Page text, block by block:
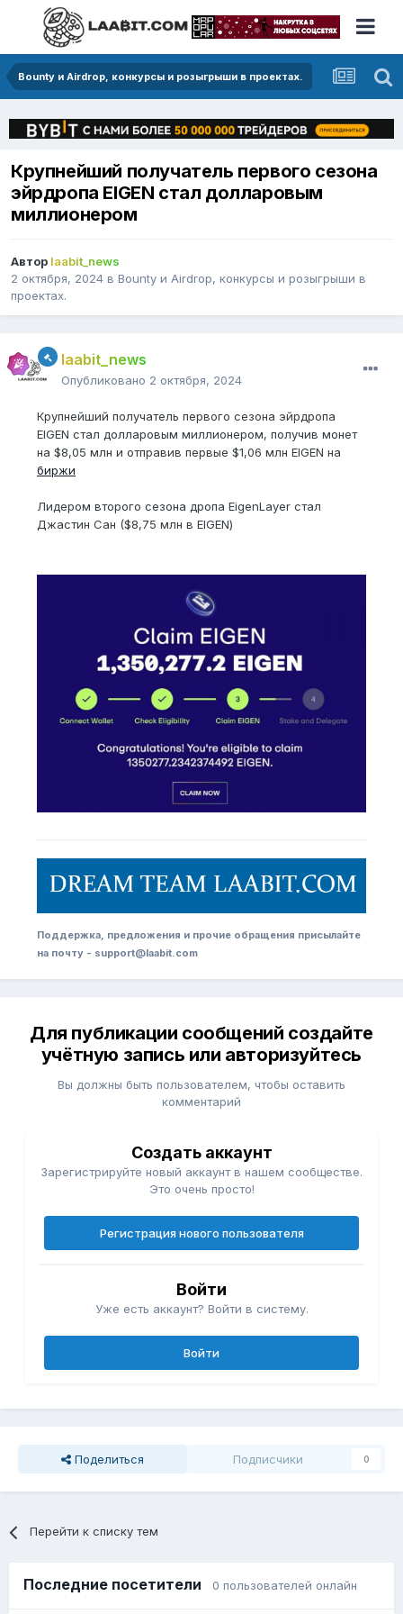
Bounty и Airdrop, конкурсы и розыгрыши в проектах.
Крупнейший получатель первого сезона
эйрдропа EIGEN стал долларовым
миллионером
Автор laabit_news
2 октября, 2024 в Bounty и Airdrop, конкурсы и розыгрыши в
проектах.
laabit_news
Опубликовано 2 октября, 2024
Крупнейший получатель первого сезона эйрдропа
EIGEN стал долларовым миллионером, получив монет
на $8,05 млн и отправив первые $1,06 млн EIGEN на
биржи
Лидером второго сезона дропа EigenLayer стал
Джастин Сан ($8,75 млн в EIGEN)
Поддержка, предложения и прочие обращения присылайте
на почту - support@laabit.com
Для публикации сообщений создайте
учётную запись или авторизуйтесь
Вы должны быть пользователем, чтобы оставить
комментарий
Создать аккаунт
Зарегистрируйте новый аккаунт в нашем сообществе.
Это очень просто!
Регистрация нового пользователя
Войти
Уже есть аккаунт? Войти в систему.
Войти
Поделиться Подписчики 0
Перейти к списку тем
Последние посетители 0 пользователей онлайн